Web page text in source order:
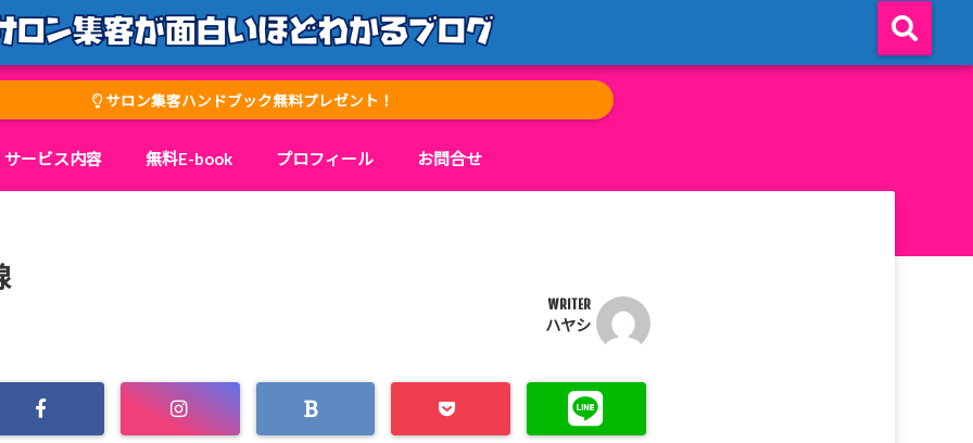
サロン集客ハンドブック無料プレゼント！
サービス内容 無料E-book プロフィール お問合せ
WRITER
ハヤシ